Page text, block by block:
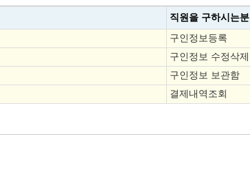
직원을 구하시는분
구인정보등록
구인정보 수정삭제
구인정보 보관함
결제내역조회